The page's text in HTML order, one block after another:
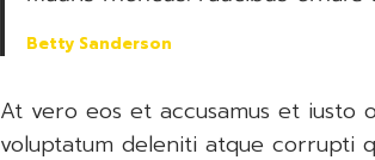
Betty Sanderson
At vero eos et accusamus et iusto
voluptatum deleniti atque corrupti